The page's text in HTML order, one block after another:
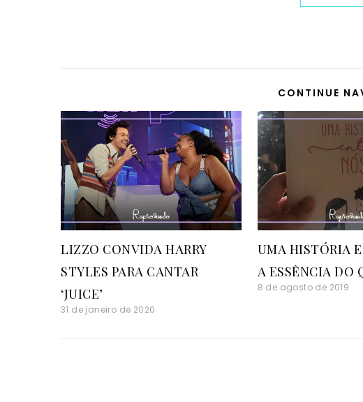
CONTINUE
LIZZO CONVIDA HARRY
STYLES PARA CANTAR
‘JUICE’
31 de janeiro de 2020
UMA HISTÓRIA
A ESSÊNCIA DO
8 de agosto de 2019